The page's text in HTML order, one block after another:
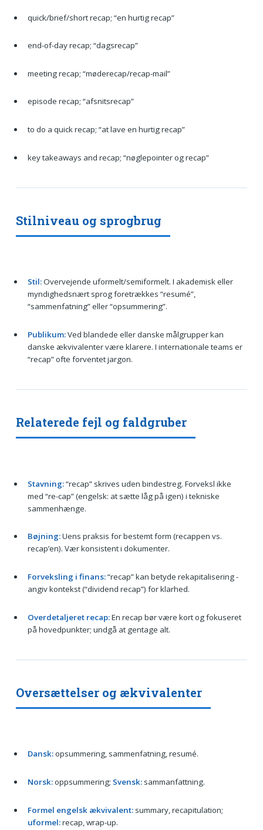
quick/brief/short recap; “en hurtig recap”
end-of-day recap; “dagsrecap”
meeting recap; “møderecap/recap-mail”
episode recap; “afsnitsrecap”
to do a quick recap; “at lave en hurtig recap”
key takeaways and recap; “nøglepointer og recap”
Stilniveau og sprogbrug
Stil:Overvejende uformelt/semiformelt. I akademisk eller
myndighedsnært sprog foretrækkes “resumé”,
“sammenfatning” eller “opsummering”.
Publikum:Ved blandede eller danske målgrupper kan
danske ækvivalenter være klarere. I internationale teams er
“recap” ofte forventet jargon.
Relaterede fejl og faldgruber
Stavning:“recap” skrives uden bindestreg. Forveksl ikke
med “re-cap” (engelsk: at sætte låg på igen) i tekniske
sammenhænge.
Bøjning:Uens praksis for bestemt form (recappen vs.
recap’en). Vær konsistent i dokumenter.
Forveksling i finans:“recap” kan betyde rekapitalisering -
angiv kontekst (“dividend recap”) for klarhed.
Overdetaljeret recap:En recap bør være kort og fokuseret
på hovedpunkter; undgå at gentage alt.
Oversættelser og ækvivalenter
Dansk:opsummering, sammenfatning, resumé.
Norsk:oppsummering; Svensk:sammanfattning.
Formel engelsk ækvivalent:summary, recapitulation;
uformel:recap, wrap-up.